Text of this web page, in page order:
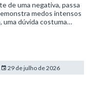
de uma negativa, passa
medos intensos
dúvida costuma
29 de julho de 2026